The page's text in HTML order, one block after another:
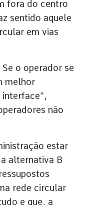
fora do centro
sentido aquele
em vias
o operador se
melhor
não
estar
alternativa B
rede circular
e que, a